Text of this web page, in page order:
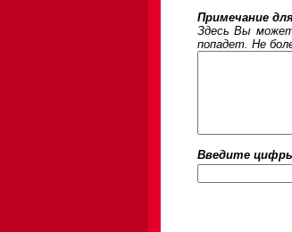
Примечание
Здесь Вы
попадет. Не
Введите